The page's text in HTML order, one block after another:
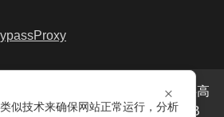
代理服务提供商，我们提供高
代理IP池流量包，价格最低2元/GB
×
似技术来确保网站正常运行，分析